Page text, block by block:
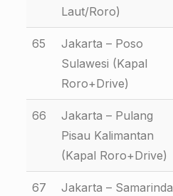
Laut/Roro)
65
Jakarta – Poso
Sulawesi (Kapal
Roro+Drive)
66
Jakarta – Pulang
Pisau Kalimantan
(Kapal Roro+Drive)
67
Jakarta – Samarinda